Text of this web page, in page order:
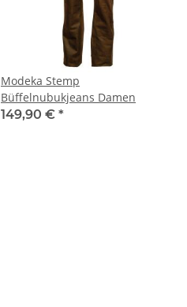
Modeka Stemp
Büffelnubukjeans Damen
149,90 € *